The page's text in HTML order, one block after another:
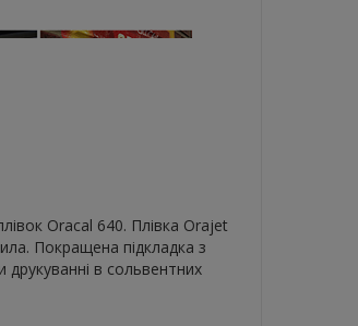
Oracal 640. Плівка Orajet
Покращена підкладка з
друкуванні в сольвентних